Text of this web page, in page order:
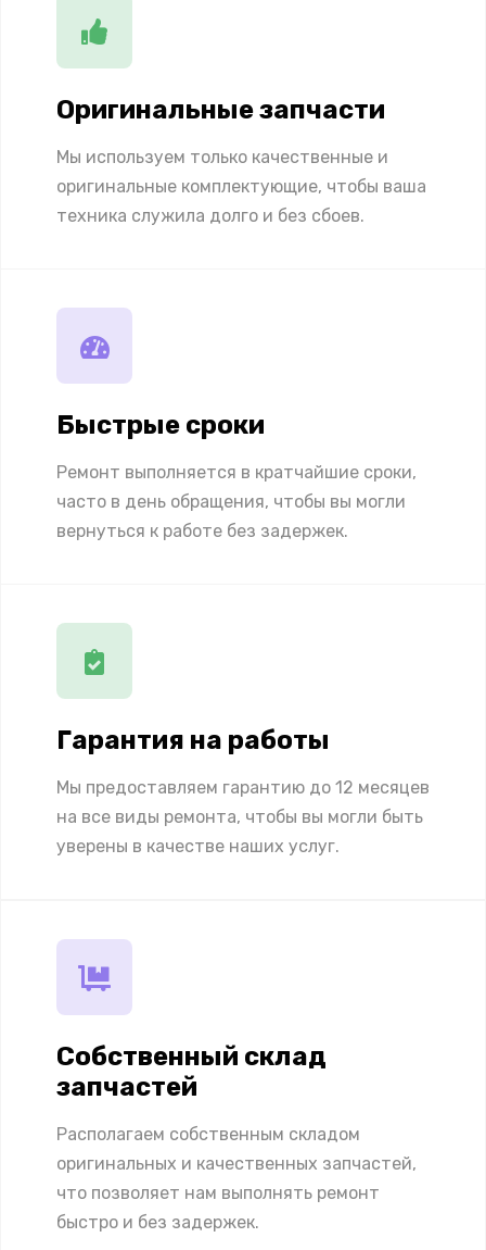
Оригинальные запчасти
Мы используем только качественные и
оригинальные комплектующие, чтобы ваша
техника служила долго и без сбоев.
Быстрые сроки
Ремонт выполняется в кратчайшие сроки,
часто в день обращения, чтобы вы могли
вернуться к работе без задержек.
Гарантия на работы
Мы предоставляем гарантию до 12 месяцев
на все виды ремонта, чтобы вы могли быть
уверены в качестве наших услуг.
Собственный склад
запчастей
Располагаем собственным складом
оригинальных и качественных запчастей,
что позволяет нам выполнять ремонт
быстро и без задержек.